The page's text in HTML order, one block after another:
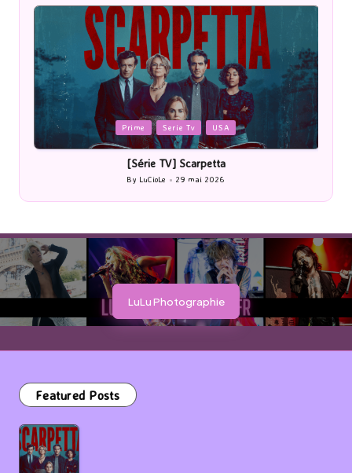
Posted
in
Prime Serie Tv USA
[Série TV] Scarpetta
Posted
by
By LuCioLe 29 mai 2026
LuLu Photographie
Featured Posts